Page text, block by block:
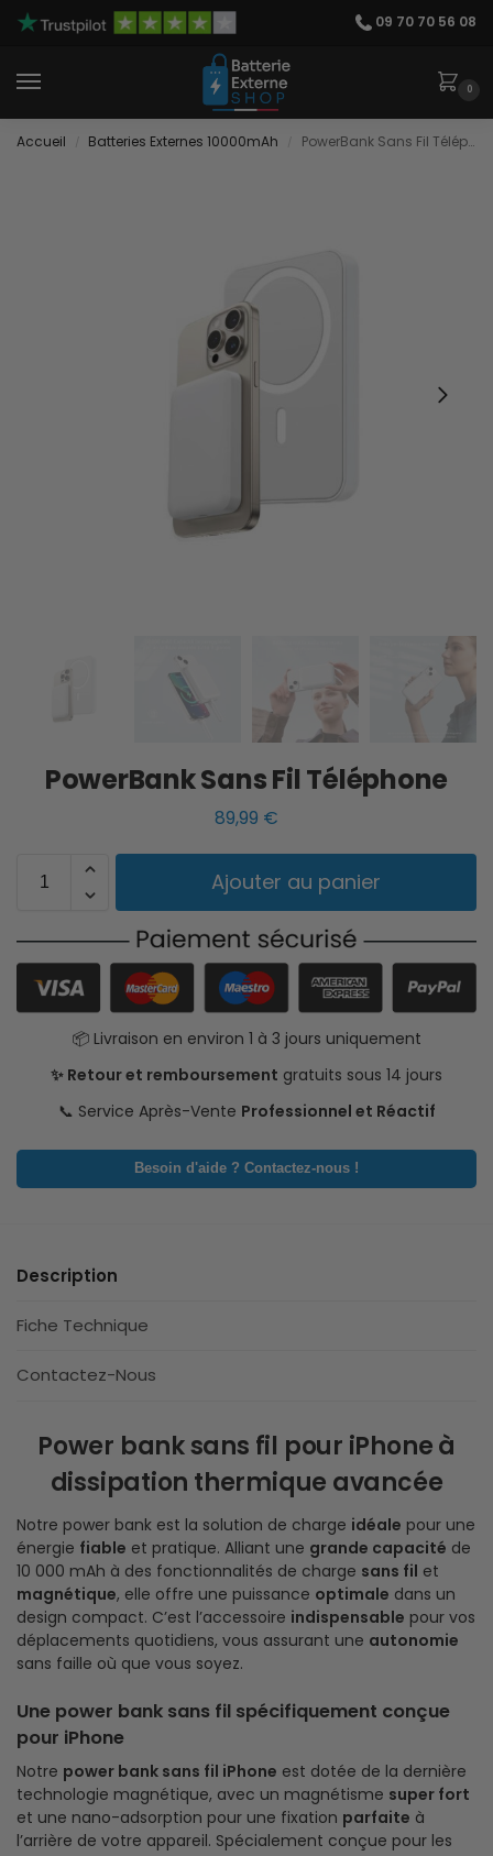
09 70 70 56 08
0
Accueil Batteries Externes 10000mAh PowerBank Sans Fil Téléphone
PowerBank Sans Fil Téléphone
89,99 €
Ajouter au panier
📦 Livraison en environ 1 à 3 jours uniquement
✨ Retour et remboursement gratuits sous 14 jours
📞 Service Après-Vente Professionnel et Réactif
Besoin d'aide ? Contactez-nous !
Description
Fiche Technique
Contactez-Nous
Power bank sans fil pour iPhone à
dissipation thermique avancée
Notre power bank est la solution de charge idéale pour une
énergie fiable et pratique. Alliant une grande capacité de
10 000 mAh à des fonctionnalités de charge sans fil et
magnétique, elle offre une puissance optimale dans un
design compact. C’est l’accessoire indispensable pour vos
déplacements quotidiens, vous assurant une autonomie
sans faille où que vous soyez.
Une power bank sans fil spécifiquement conçue
pour iPhone
Notre power bank sans fil iPhone est dotée de la dernière
technologie magnétique, avec un magnétisme super fort
et une nano-adsorption pour une fixation parfaite à
l’arrière de votre appareil. Spécialement conçue pour les